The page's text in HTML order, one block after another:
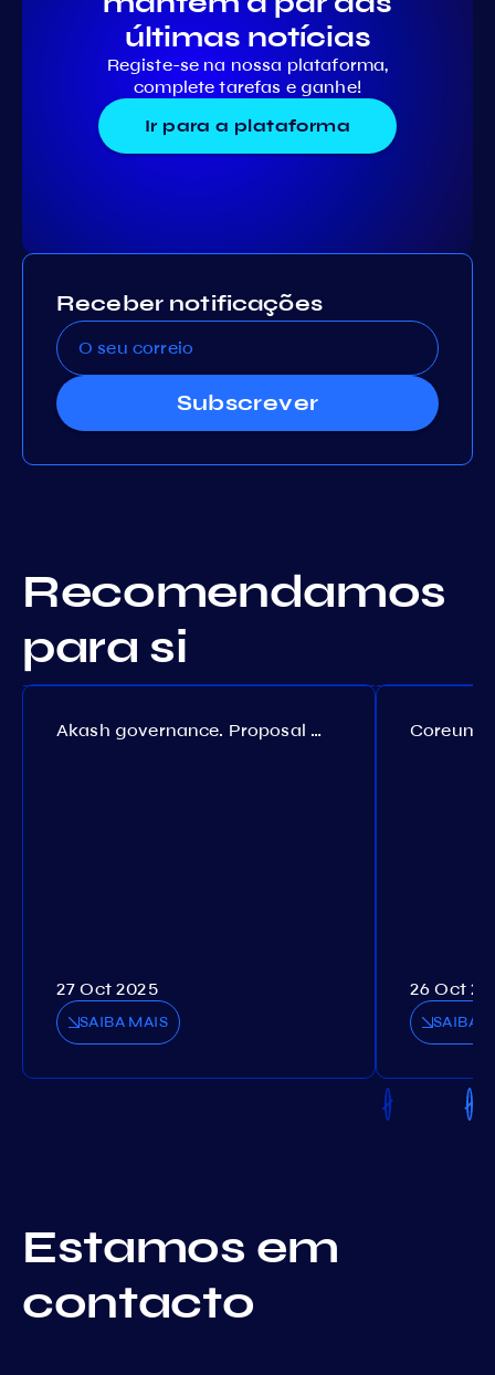
últimas notícias
Registe-se na nossa plataforma,
complete tarefas e ganhe!
Ir para a plataforma
Receber notificações
Subscrever
Recomendamos
para si
Akash governance. Proposal №308
27 Oct 2025
SAIBA MAIS
26 Oct
SAIBA
Estamos em
contacto